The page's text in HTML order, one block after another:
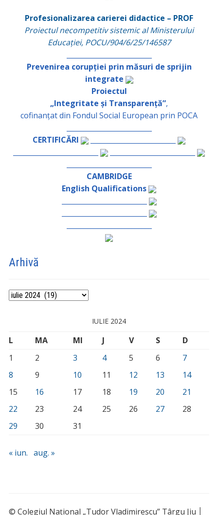
Profesionalizarea carierei didactice – PROF
Proiectul necompetitiv sistemic al Ministerului
Educației, POCU/904/6/25/146587
Prevenirea corupției prin măsuri de sprijin
integrate
Proiectul
„Integritate și Transparență”,
cofinanțat din Fondul Social European prin POCA
CERTIFICĂRI
CAMBRIDGE
English Qualifications
Arhivă
Arhivă
IULIE 2024
L MA MI J V S
D
1
2 3 4 5 6
7
8
9 10 11 12 13
14
15
16 17 18 19 20
21
22
23 24 25 26 27
28
29
30 31
« iun. aug. »
© Colegiul Național „Tudor Vladimirescu” Târgu Jiu │